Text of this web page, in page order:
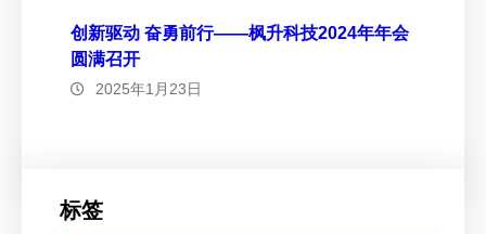
创新驱动 奋勇前行——枫升科技2024年年会
圆满召开
2025年1月23日
标签